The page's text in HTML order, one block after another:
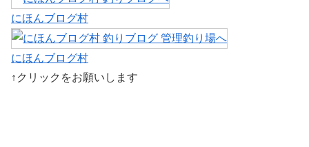
にほんブログ村
にほんブログ村
↑クリックをお願いします